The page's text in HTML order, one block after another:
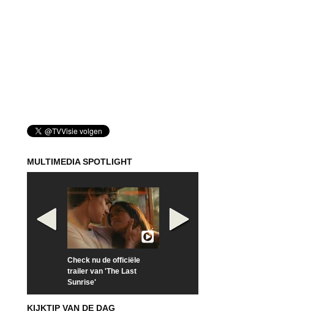
MULTIMEDIA SPOTLIGHT
Check nu de officiële
trailer van 'The Last
Sunrise'
KIJKTIP VAN DE DAG